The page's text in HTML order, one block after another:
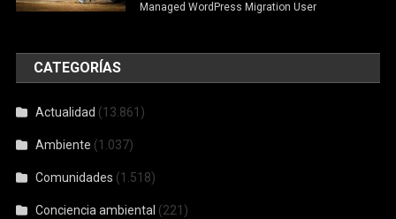
Managed WordPress Migration User
CATEGORÍAS
Actualidad (13.861)
Ambiente (1.037)
Comunidades (1.518)
Conciencia ambiental (221)